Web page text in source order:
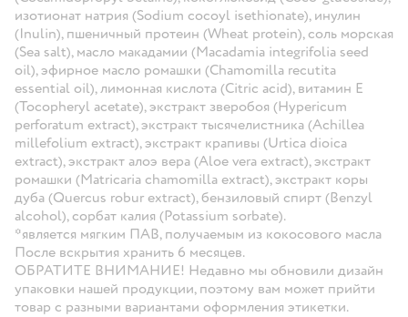
изотионат натрия (Sodium cocoyl isethionate), инулин
(Inulin), пшеничный протеин (Wheat protein), соль морская
(Sea salt), масло макадамии (Macadamia integrifolia seed
oil), эфирное масло ромашки (Chamomilla recutita
essential oil), лимонная кислота (Citric acid), витамин Е
(Tocopheryl acetate), экстракт зверобоя (Hypericum
perforatum extract), экстракт тысячелистника (Achillea
millefolium extract), экстракт крапивы (Urtica dioica
extract), экстракт алоэ вера (Aloe vera extract), экстракт
ромашки (Matricaria chamomilla extract), экстракт коры
дуба (Quercus robur extract), бензиловый спирт (Benzyl
alcohol), сорбат калия (Potassium sorbate).
*является мягким ПАВ, получаемым из кокосового масла
После вскрытия хранить 6 месяцев.
ОБРАТИТЕ ВНИМАНИЕ! Недавно мы обновили дизайн
упаковки нашей продукции, поэтому вам может прийти
товар с разными вариантами оформления этикетки.